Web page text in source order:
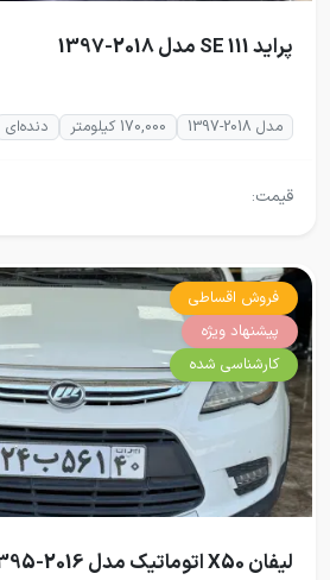
پراید 111 SE مدل 2018-1397
مدل 2018-1397 170,000 کیلومتر دنده‌ای
قیمت:
فروش اقساطی
پیشنهاد ویژه
کارشناسی شده
لیفان X50 اتوماتیک مدل 2016-1395